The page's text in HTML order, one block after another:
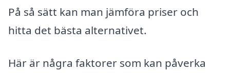
På så sätt kan man jämföra priser och
hitta det bästa alternativet.
Här är några faktorer som kan påverka